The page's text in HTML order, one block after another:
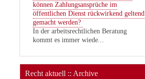
können Zahlungsansprüche im
öffentlichen Dienst rückwirkend geltend
gemacht werden?
In der arbeitsrechtlichen Beratung
kommt es immer wiede...
Recht aktuell :: Archive